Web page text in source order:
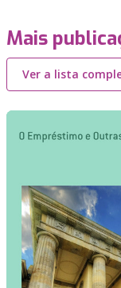
Mais
Ver a lista